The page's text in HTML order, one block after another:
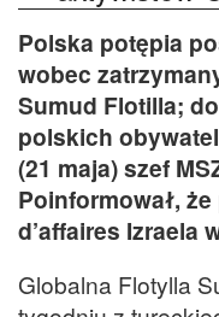
Polska potępia
wobec
Sumud Flotilla;
polskich
(21 maja) szef
Poinformował,
d’affaires Izraela
Globalna Flotylla